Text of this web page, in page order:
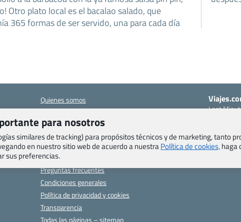
Otro plato local es el bacalao salado, que
365 formas de ser servido, una para cada día
Quienes somos
Pasaporte, Visado, Salud y otras disposiciones
específicas
Blog de Viajes.com
Registro de agencias
Preguntas frecuentes
Condiciones generales
Política de privacidad y cookies
Transparencia
Todas las páginas – sitemap
Last
Santa
CIF:
para nosotros
similares de tracking) para propósitos técnicos y de marketing, tanto
en nuestro sitio web de acuerdo a nuestraPolítica de cookies,haga
sus preferencias.